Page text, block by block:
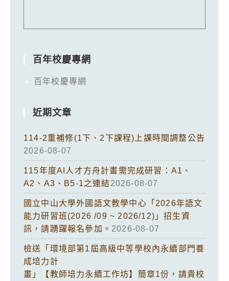
百年校慶專網
百年校慶專網
近期文章
114-2重補修(1下、2下課程)上課時間調整公告
2026-08-07
115年度AI人才方舟計畫需完成研習：A1、
A2、A3、B5-1之連結2026-08-07
國立中山大學外國語文教學中心「2026年語文
能力研習班(2026 /09 ~ 2026/12)」招生資
訊，請踴躍報名參加。 2026-08-07
檢送「環境部第1屆高級中等學校內永續部門養
成培力計
畫」【教師培力永續工作坊】簡章1份，請貴校